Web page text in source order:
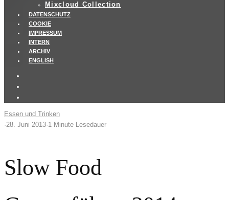
Mixcloud Collection
DATENSCHUTZ
COOKIE
IMPRESSUM
INTERN
ARCHIV
ENGLISH
Essen und Trinken
·28. Juni 2013·1 Minute Lesedauer
Slow Food